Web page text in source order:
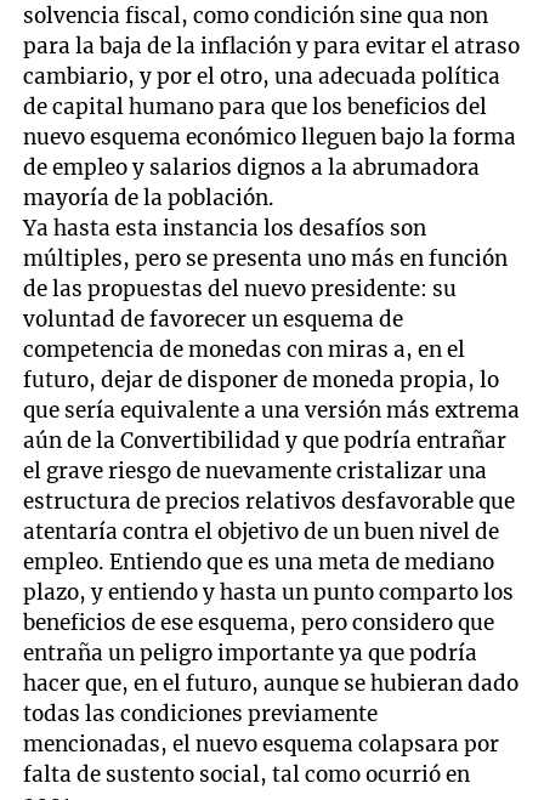
solvencia fiscal, como condición sine qua non
para la baja de la inflación y para evitar el atraso
cambiario, y por el otro, una adecuada política
de capital humano para que los beneficios del
nuevo esquema económico lleguen bajo la forma
de empleo y salarios dignos a la abrumadora
mayoría de la población.
Ya hasta esta instancia los desafíos son
múltiples, pero se presenta uno más en función
de las propuestas del nuevo presidente: su
voluntad de favorecer un esquema de
competencia de monedas con miras a, en el
futuro, dejar de disponer de moneda propia, lo
que sería equivalente a una versión más extrema
aún de la Convertibilidad y que podría entrañar
el grave riesgo de nuevamente cristalizar una
estructura de precios relativos desfavorable que
atentaría contra el objetivo de un buen nivel de
empleo. Entiendo que es una meta de mediano
plazo, y entiendo y hasta un punto comparto los
beneficios de ese esquema, pero considero que
entraña un peligro importante ya que podría
hacer que, en el futuro, aunque se hubieran dado
todas las condiciones previamente
mencionadas, el nuevo esquema colapsara por
falta de sustento social, tal como ocurrió en